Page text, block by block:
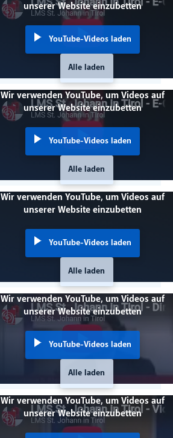
unserer Website einzubetten
YouTube-Videos laden
Alle laden
Wir verwenden YouTube, um Videos auf
unserer Website einzubetten
YouTube-Videos laden
Alle laden
Wir verwenden YouTube, um Videos auf
unserer Website einzubetten
YouTube-Videos laden
Alle laden
Wir verwenden YouTube, um Videos auf
unserer Website einzubetten
YouTube-Videos laden
Alle laden
Wir verwenden YouTube, um Videos auf
unserer Website einzubetten